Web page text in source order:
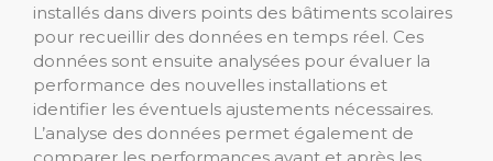
installés dans divers points des bâtiments scolaires
pour recueillir des données en temps réel. Ces
données sont ensuite analysées pour évaluer la
performance des nouvelles installations et
identifier les éventuels ajustements nécessaires.
L’analyse des données permet également de